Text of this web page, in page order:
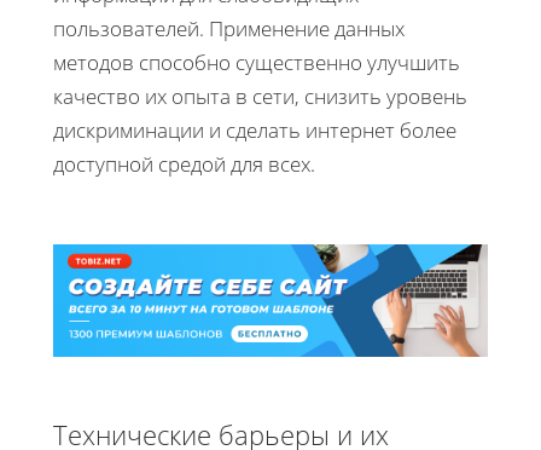
пользователей. Применение данных
методов способно существенно улучшить
качество их опыта в сети, снизить уровень
дискриминации и сделать интернет более
доступной средой для всех.
Технические барьеры и их